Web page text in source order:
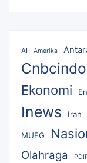
AI Amerika
Ekonomi
Inews Iran
MUFG
Olahraga